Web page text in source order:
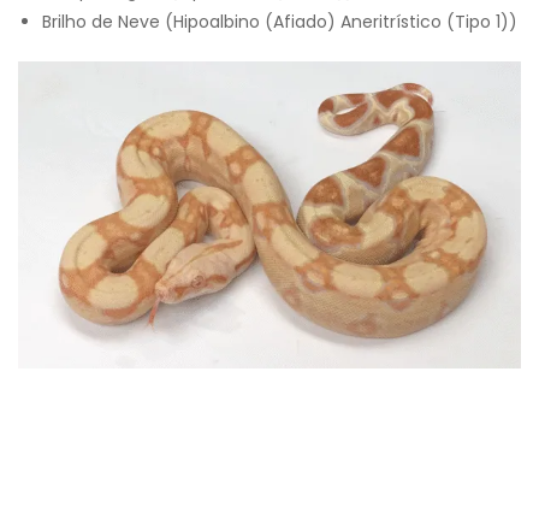
Brilho de Neve (Hipoalbino (Afiado) Aneritrístico (Tipo 1))